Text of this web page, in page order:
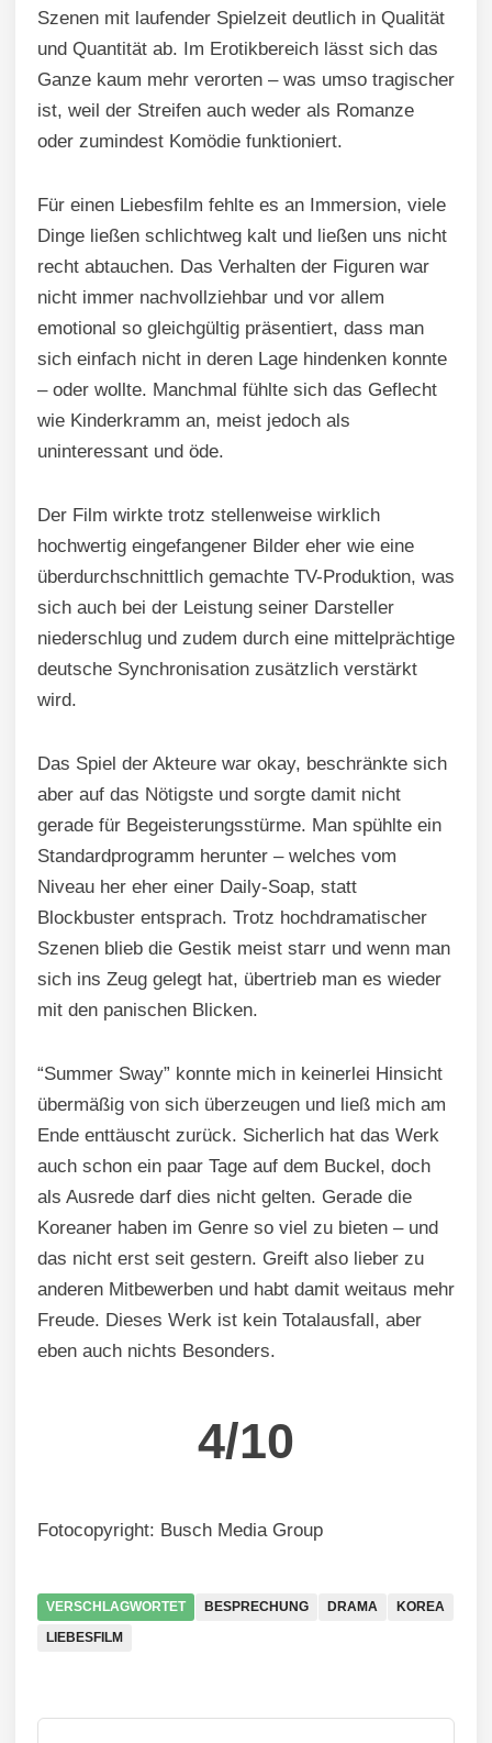
Szenen mit laufender Spielzeit deutlich in Qualität
und Quantität ab. Im Erotikbereich lässt sich das
Ganze kaum mehr verorten – was umso tragischer
ist, weil der Streifen auch weder als Romanze
oder zumindest Komödie funktioniert.
Für einen Liebesfilm fehlte es an Immersion, viele
Dinge ließen schlichtweg kalt und ließen uns nicht
recht abtauchen. Das Verhalten der Figuren war
nicht immer nachvollziehbar und vor allem
emotional so gleichgültig präsentiert, dass man
sich einfach nicht in deren Lage hindenken konnte
– oder wollte. Manchmal fühlte sich das Geflecht
wie Kinderkramm an, meist jedoch als
uninteressant und öde.
Der Film wirkte trotz stellenweise wirklich
hochwertig eingefangener Bilder eher wie eine
überdurchschnittlich gemachte TV-Produktion, was
sich auch bei der Leistung seiner Darsteller
niederschlug und zudem durch eine mittelprächtige
deutsche Synchronisation zusätzlich verstärkt
wird.
Das Spiel der Akteure war okay, beschränkte sich
aber auf das Nötigste und sorgte damit nicht
gerade für Begeisterungsstürme. Man spühlte ein
Standardprogramm herunter – welches vom
Niveau her eher einer Daily-Soap, statt
Blockbuster entsprach. Trotz hochdramatischer
Szenen blieb die Gestik meist starr und wenn man
sich ins Zeug gelegt hat, übertrieb man es wieder
mit den panischen Blicken.
“Summer Sway” konnte mich in keinerlei Hinsicht
übermäßig von sich überzeugen und ließ mich am
Ende enttäuscht zurück. Sicherlich hat das Werk
auch schon ein paar Tage auf dem Buckel, doch
als Ausrede darf dies nicht gelten. Gerade die
Koreaner haben im Genre so viel zu bieten – und
das nicht erst seit gestern. Greift also lieber zu
anderen Mitbewerben und habt damit weitaus mehr
Freude. Dieses Werk ist kein Totalausfall, aber
eben auch nichts Besonders.
4/10
Fotocopyright: Busch Media Group
VERSCHLAGWORTET BESPRECHUNG DRAMA
KOREA
LIEBESFILM